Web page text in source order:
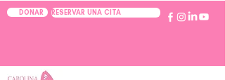
DONAR RESERVAR UNA CITA